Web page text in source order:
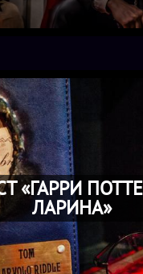
«ГАРРИ
ЛАРИНА»